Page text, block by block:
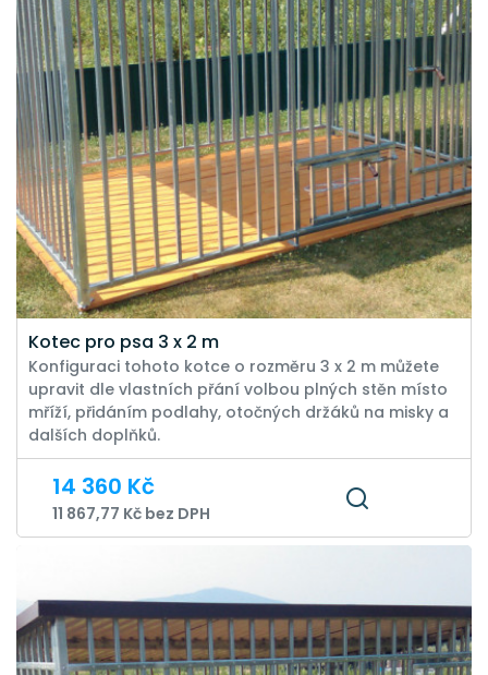
Kotec pro psa 3 x 2 m
Konfiguraci tohoto kotce o rozměru 3 x 2 m můžete
upravit dle vlastních přání volbou plných stěn místo
mříží, přidáním podlahy, otočných držáků na misky a
dalších doplňků.
14 360 Kč
11 867,77 Kč bez DPH